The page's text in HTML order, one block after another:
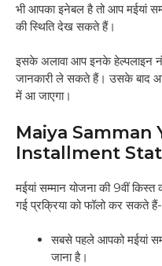
भी आपका इनेबल है तो आप मईयां
की स्थिति देख सकते हैं।
इसके अलावा आप इनके
जानकारी ले सकते हैं। उसके बाद
में आ जाएगा।
Maiya Samman
Installment
मईयां सम्मान योजना की 9वीं
गई प्रक्रिया को फॉलो कर सकते हैं-
सबसे पहले आपको मईयां
जाना है।